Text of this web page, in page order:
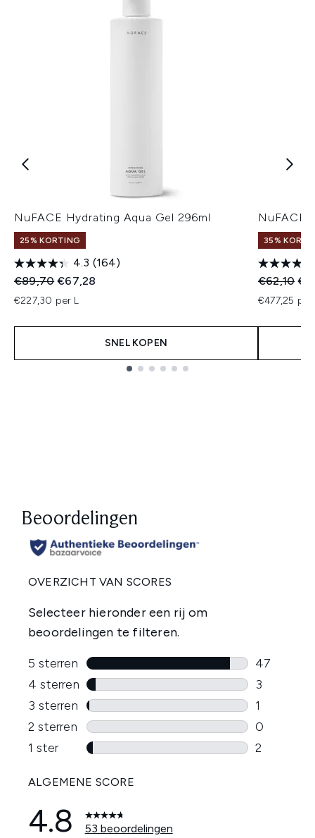
NuFACE Hydrating Aqua Gel 296ml
25% KORTING
4.3 (164)
Recommended Retail Price:
€89,70Huidige prijs:
€67,28
€227,30 per L
SNEL KOPEN
NuFACE
35%
€62,10
€477,25 per